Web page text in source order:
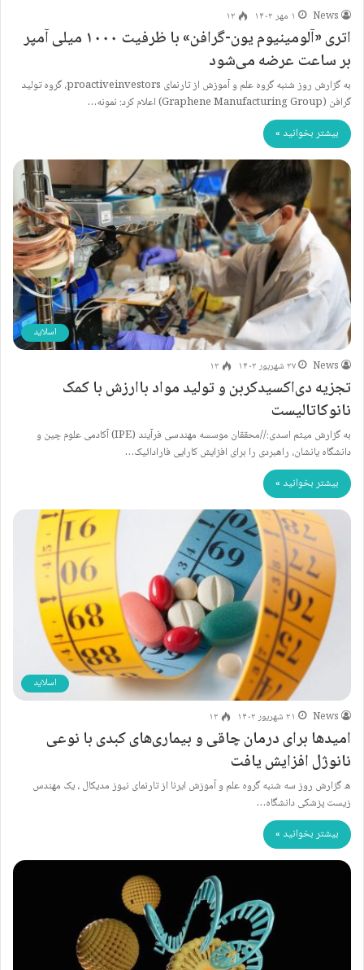
News
۱ مهر ۱۴۰۲ ۱۲
اتری «آلومینیوم یون-گرافن» با ظرفیت ۱۰۰۰ میلی آمپر
بر ساعت عرضه می‌شود
به گزارش روز شنبه گروه علم و آموزش از تارنمای proactiveinvestors، گروه تولید
گرافن (Graphene Manufacturing Group) اعلام کرد: نمونه…
بیشتر بخوانید »
اسلاید
News
۲۷ شهریور ۱۴۰۲ ۱۲
تجزیه دی‌اکسیدکربن و تولید مواد باارزش با کمک
نانوکاتالیست
به گزارش میثم اسدی://محققان موسسه مهندسی فرآیند (IPE) آکادمی علوم چین و
دانشگاه یانشان، راهبردی را برای افزایش کارایی فارادائیک…
بیشتر بخوانید »
اسلاید
News
۲۱ شهریور ۱۴۰۲ ۱۲
امیدها برای درمان چاقی و بیماری‌های کبدی با نوعی
نانوژل افزایش یافت
ه گزارش روز سه شنبه گروه علم و آموزش ایرنا از تارنمای نیوز مدیکال ، یک مهندس
زیست پزشکی دانشگاه…
بیشتر بخوانید »